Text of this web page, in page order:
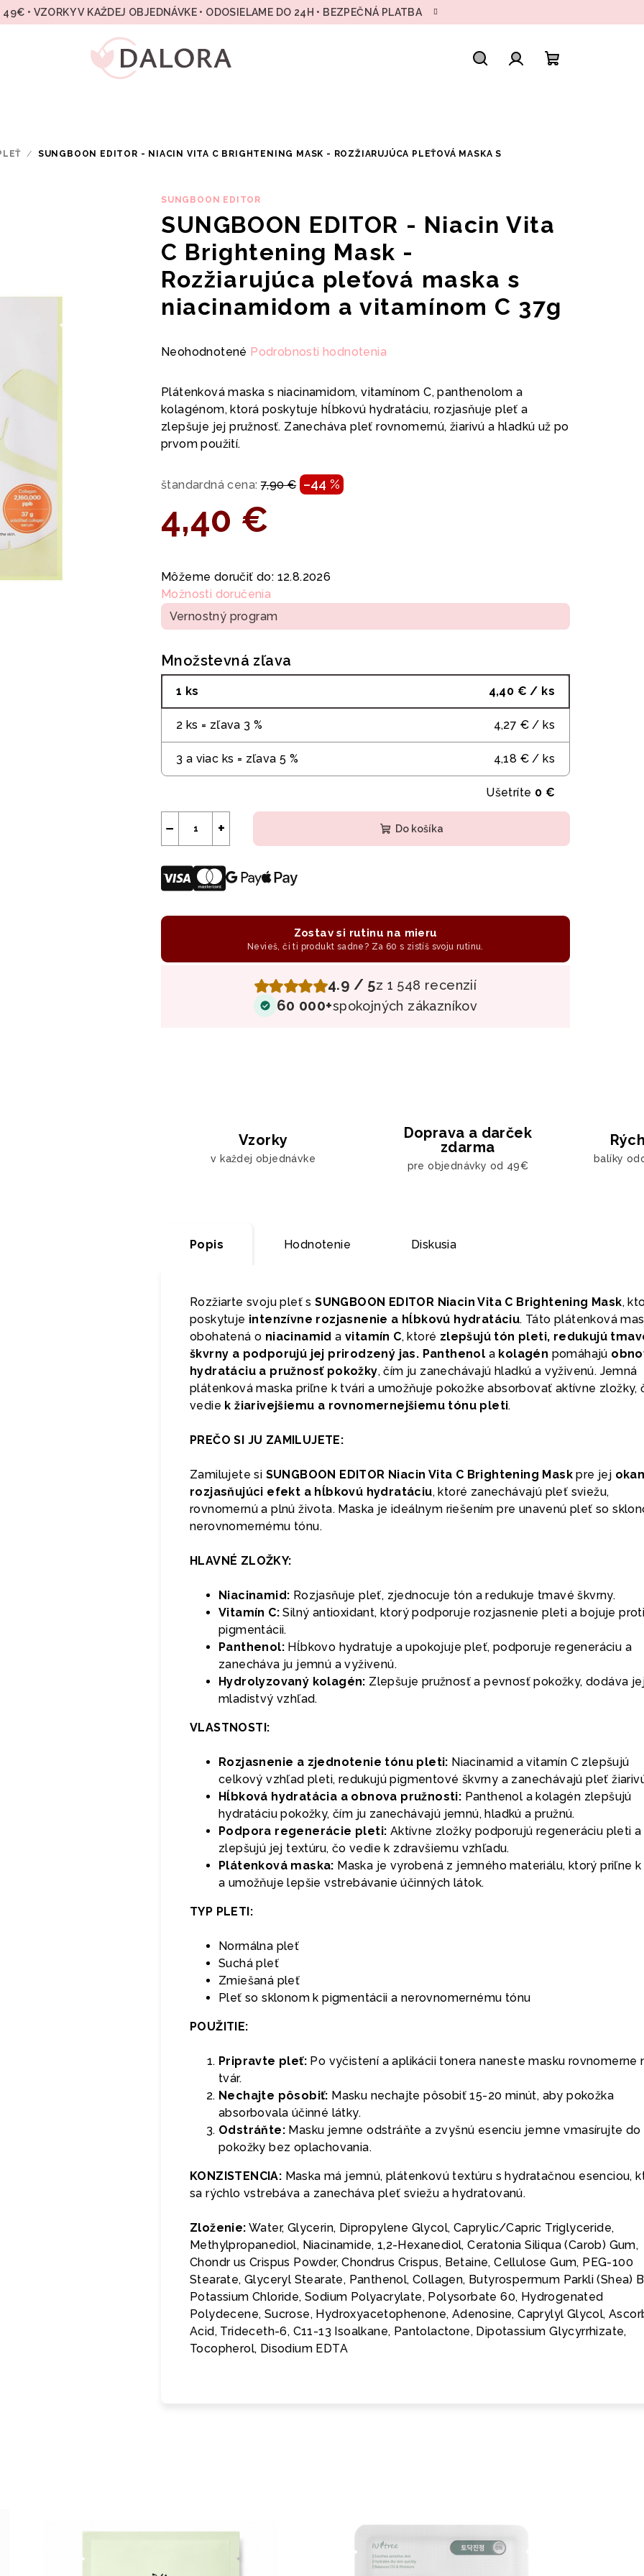
49€ • VZORKY V KAŽDEJ OBJEDNÁVKE • ODOSIELAME DO 24H • BEZPEČNÁ PLATBA
/
SUNGBOON EDITOR - NIACIN VITA C BRIGHTENING MASK - ROZŽIARUJÚCA PLEŤOVÁ MASKA S
SUNGBOON EDITOR
SUNGBOON EDITOR - Niacin Vita
C Brightening Mask -
Rozžiarujúca pleťová maska s
niacinamidom a vitamínom C 37g
Priemerné
produktu
je
0,0
5
Neohodnotené Podrobnosti hodnotenia
Plátenková maska s niacinamidom, vitamínom C, panthenolom a
kolagénom, ktorá poskytuje hĺbkovú hydratáciu, rozjasňuje pleť a
zlepšuje jej pružnosť. Zanecháva pleť rovnomernú, žiarivú a hladkú už po
prvom použití.
štandardná cena: 7,90 € –44 %
4,40 €
cena:
Môžeme doručiť do: 12.8.2026
Možnosti doručenia
Vernostný program
Množstevná zľava
1 ks 4,40 € / ks
2 ks = zľava 3 % 4,27 € / ks
3 a viac ks = zľava 5 % 4,18 € / ks
Ušetríte 0 €
+
− Do košíka
Zostav si rutinu na mieru
Nevieš, či ti produkt sadne? Za 60 s zistíš svoju rutinu.
4.9 / 5z 1 548 recenzií
60 000+spokojných zákazníkov
Vzorky
v každej objednávke
Doprava a darček
zdarma
pre objednávky od 49€
balíky
Popis Hodnotenie Diskusia
Rozžiarte svoju pleť sSUNGBOON EDITOR Niacin Vita C Brightening Mask,
poskytuje intenzívne rozjasnenie a hĺbkovú hydratáciu. Táto plátenková
obohatená o niacinamid avitamín C, ktoré zlepšujú tón pleti, redukujú
škvrny a podporujú jej prirodzený jas. Panthenol a kolagén pomáhajú
hydratáciu a pružnosť pokožky, čím ju zanechávajú hladkú a vyživenú. Jemná
plátenková maska priľne k tvári a umožňuje pokožke absorbovať aktívne zložky,
vedie k žiarivejšiemu a rovnomernejšiemu tónu pleti.
PREČO SI JU ZAMILUJETE:
Zamilujete si SUNGBOON EDITOR Niacin Vita C Brightening Mask pre jej
rozjasňujúci efekt a hĺbkovú hydratáciu, ktoré zanechávajú pleť sviežu,
rovnomernú a plnú života. Maska je ideálnym riešením pre unavenú pleť so
nerovnomernému tónu.
HLAVNÉ ZLOŽKY:
Niacinamid: Rozjasňuje pleť, zjednocuje tón a redukuje tmavé škvrny.
Vitamín C: Silný antioxidant, ktorý podporuje rozjasnenie pleti a bojuje
pigmentácii.
Panthenol: Hĺbkovo hydratuje a upokojuje pleť, podporuje regeneráciu a
zanecháva ju jemnú a vyživenú.
Hydrolyzovaný kolagén: Zlepšuje pružnosť a pevnosť pokožky, dodáva
mladistvý vzhľad.
VLASTNOSTI:
Rozjasnenie a zjednotenie tónu pleti: Niacinamid a vitamín C zlepšujú
celkový vzhľad pleti, redukujú pigmentové škvrny a zanechávajú pleť
Hĺbková hydratácia a obnova pružnosti: Panthenol a kolagén zlepšujú
hydratáciu pokožky, čím ju zanechávajú jemnú, hladkú a pružnú.
Podpora regenerácie pleti: Aktívne zložky podporujú regeneráciu pleti a
zlepšujú jej textúru, čo vedie k zdravšiemu vzhľadu.
Plátenková maska: Maska je vyrobená z jemného materiálu, ktorý priľne
a umožňuje lepšie vstrebávanie účinných látok.
TYP PLETI:
Normálna pleť
Suchá pleť
Zmiešaná pleť
Pleť so sklonom k pigmentácii a nerovnomernému tónu
POUŽITIE:
Pripravte pleť: Po vyčistení a aplikácii tonera naneste masku rovnomerne
tvár.
Nechajte pôsobiť: Masku nechajte pôsobiť 15-20 minút, aby pokožka
absorbovala účinné látky.
Odstráňte: Masku jemne odstráňte a zvyšnú esenciu jemne vmasírujte do
pokožky bez oplachovania.
KONZISTENCIA: Maska má jemnú, plátenkovú textúru s hydratačnou esenciou,
sa rýchlo vstrebáva a zanecháva pleť sviežu a hydratovanú.
Zloženie: Water, Glycerin, Dipropylene Glycol, Caprylic/Capric Triglyceride,
Methylpropanediol, Niacinamide, 1,2-Hexanediol, Ceratonia Siliqua (Carob) Gum,
Chondr us Crispus Powder, Chondrus Crispus, Betaine, Cellulose Gum, PEG-100
Stearate, Glyceryl Stearate, Panthenol, Collagen, Butyrospermum Parkli (Shea)
Potassium Chloride, Sodium Polyacrylate, Polysorbate 60, Hydrogenated
Polydecene, Sucrose, Hydroxyacetophenone, Adenosine, Caprylyl Glycol,
Acid, Trideceth-6, C11-13 Isoalkane, Pantolactone, Dipotassium Glycyrrhizate,
Tocopherol, Disodium EDTA